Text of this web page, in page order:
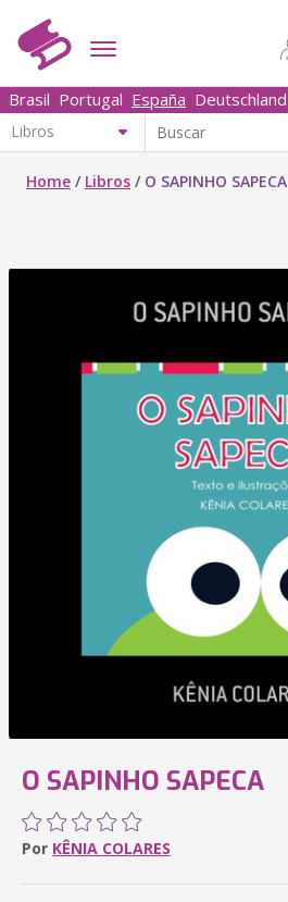
Brasil Portugal España Deutschland
Home / Libros / O SAPINHO SAPECA
O SAPINHO SAPECA
Por KÊNIA COLARES